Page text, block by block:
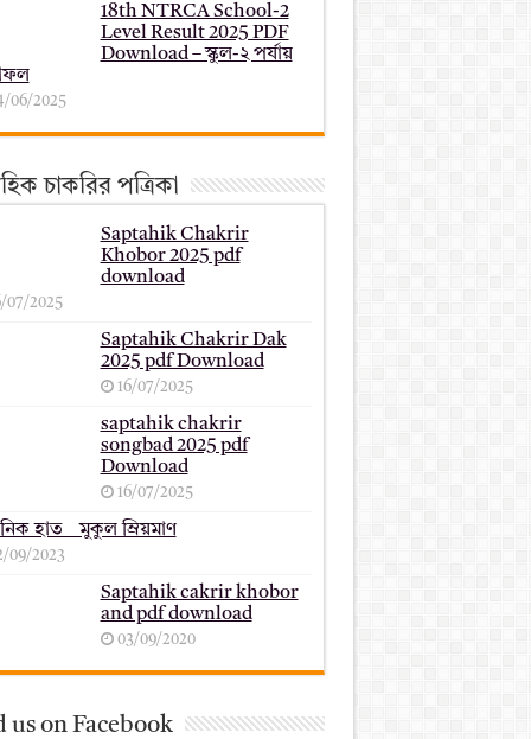
18th NTRCA School-2
Level Result 2025 PDF
Download – স্কুল-২ পর্যায়
06/2025
চাকরির পত্রিকা
Saptahik Chakrir
Khobor 2025 pdf
download
07/2025
Saptahik Chakrir Dak
2025 pdf Download
16/07/2025
saptahik chakrir
songbad 2025 pdf
Download
16/07/2025
হাত _ মুকুল ম্রিয়মাণ
09/2023
Saptahik cakrir khobor
and pdf download
03/09/2020
us on Facebook